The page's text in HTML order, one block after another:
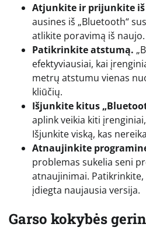
Atjunkite ir prijunkite
ausines iš „Bluetooth“
atlikite poravimą iš naujo.
Patikrinkite atstumą.
efektyviausiai, kai
metrų atstumu vienas
kliūčių.
Išjunkite kitus
aplink veikia kiti
Išjunkite viską, kas
Atnaujinkite
problemas sukelia seni
atnaujinimai.
įdiegta naujausia versija.
Garso kokybės